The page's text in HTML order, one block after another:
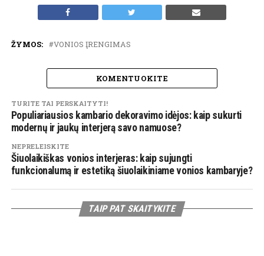
ŽYMOS: VONIOS ĮRENGIMAS
KOMENTUOKITE
TURITE TAI PERSKAITYTI!
Populiariausios kambario dekoravimo idėjos: kaip sukurti
modernų ir jaukų interjerą savo namuose?
NEPRELEISKITE
Šiuolaikiškas vonios interjeras: kaip sujungti
funkcionalumą ir estetiką šiuolaikiniame vonios kambaryje?
TAIP PAT SKAITYKITE